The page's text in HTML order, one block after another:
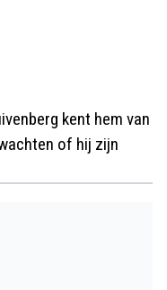
kent hem van
of hij zijn